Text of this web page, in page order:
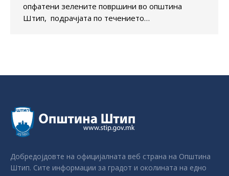
опфатени зелените површини во општина
Штип, подрачјата по течението…
Добредојдовте на официјалната веб страна на Општина
Штип. Сите информации за градот и околината на едно